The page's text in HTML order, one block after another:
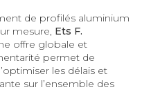
de profilés aluminium
mesure, Ets F.
offre globale et
permet de
les délais et
sur l’ensemble des